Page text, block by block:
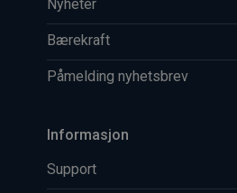
Nyheter
Bærekraft
Påmelding nyhetsbrev
Informasjon
Support